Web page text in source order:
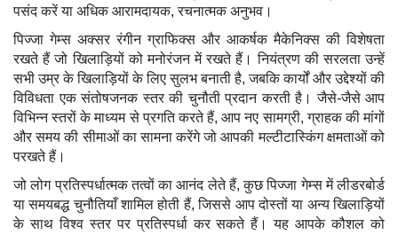
पसंद करें या अधिक आरामदायक, रचनात्मक अनुभव।
पिज्जा गेम्स अक्सर रंगीन ग्राफिक्स और आकर्षक मैकेनिक्स की विशेषता
रखते हैं जो खिलाड़ियों को मनोरंजन में रखते हैं। नियंत्रण की सरलता उन्हें
सभी उम्र के खिलाड़ियों के लिए सुलभ बनाती है, जबकि कार्यों और उद्देश्यों की
विविधता एक संतोषजनक स्तर की चुनौती प्रदान करती है। जैसे-जैसे आप
विभिन्न स्तरों के माध्यम से प्रगति करते हैं, आप नए सामग्री, ग्राहक की मांगों
और समय की सीमाओं का सामना करेंगे जो आपकी मल्टीटास्किंग क्षमताओं को
परखते हैं।
जो लोग प्रतिस्पर्धात्मक तत्वों का आनंद लेते हैं, कुछ पिज्जा गेम्स में लीडरबोर्ड
या समयबद्ध चुनौतियाँ शामिल होती हैं, जिससे आप दोस्तों या अन्य खिलाड़ियों
के साथ विश्व स्तर पर प्रतिस्पर्धा कर सकते हैं। यह आपके कौशल को